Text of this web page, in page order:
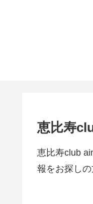
恵比寿
恵比寿club
報をお探しの